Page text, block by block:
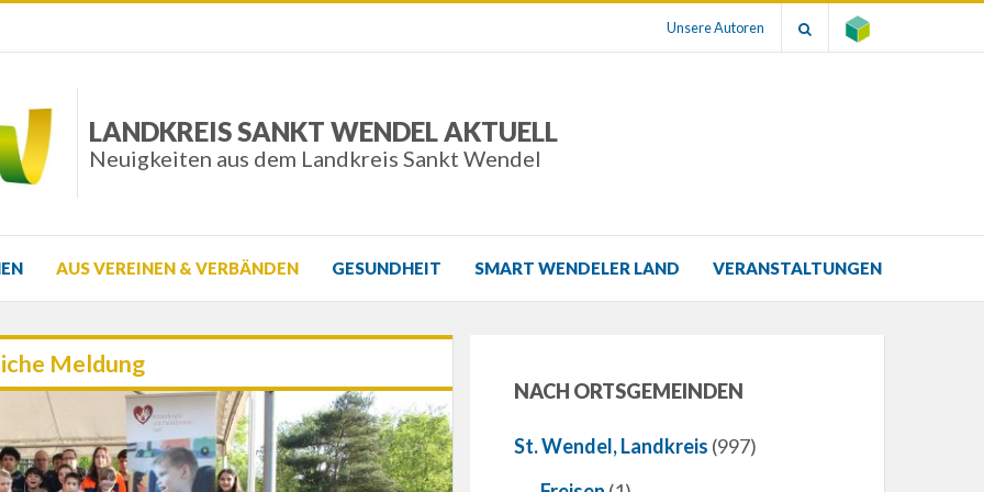
Unsere Autoren
LANDKREIS SANKT WENDEL AKTUELL
Neuigkeiten aus dem Landkreis Sankt Wendel
AUS VEREINEN & VERBÄNDEN GESUNDHEIT SMART WENDELER LAND VERANSTALTUNGEN
Meldung
NACH ORTSGEMEINDEN
St. Wendel, Landkreis (997)